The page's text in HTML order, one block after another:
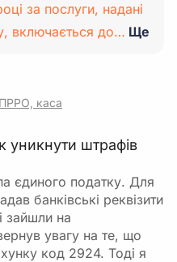
за послуги, надані
включається до… Ще
каса
уникнути штрафів
єдиного податку. Для
банківські реквізити
зайшли на
увагу на те, що
код 2924. Тоді я